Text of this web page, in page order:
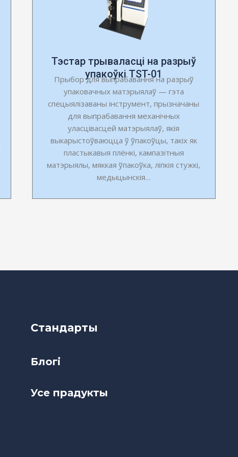
Тэстар трываласці на разрыў
упакоўкі TST-01
Прыбор для выпрабавання на разрыў
упаковачных матэрыялаў — гэта
спецыялізаваны інструмент, прызначаны
для выпрабавання механічных
уласцівасцей матэрыялаў, якія
выкарыстоўваюцца ў ўпакоўцы, такіх як
пластыкавыя плёнкі, кампазітныя
матэрыялы, мяккая ўпакоўка, ліпкія стужкі,
медыцынскія…
Стандарты
Блогі
Усе прадукты